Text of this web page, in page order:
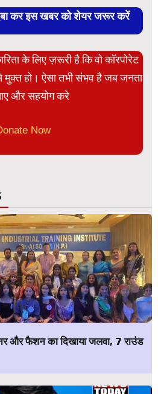
कर इस खबर को शेयर जरूर करें
के लिए ज़रूरी है कि वो कॉरपोरेट
हो। ऐसा तभी संभव है जब जनता
और सहयोग करे
Now
और फैशन का दिखाया जलवा, 7 राउंड